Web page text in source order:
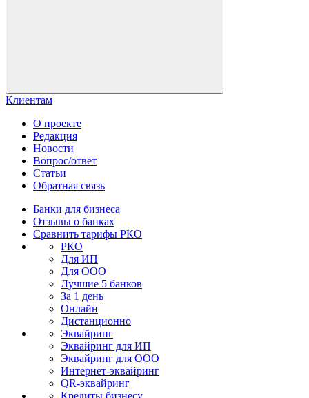
Клиентам
О проекте
Редакция
Новости
Вопрос/ответ
Статьи
Обратная связь
Банки для бизнеса
Отзывы о банках
Сравнить тарифы РКО
РКО
Для ИП
Для ООО
Лучшие 5 банков
За 1 день
Онлайн
Дистанционно
Эквайринг
Эквайринг для ИП
Эквайринг для ООО
Интернет-эквайринг
QR-эквайринг
Кредиты бизнесу